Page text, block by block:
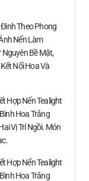
Theo Phong
Nến Làm
Bề Mặt,
Nối Hoa Và
Hợp Nến Tealight
Hoa Trắng
Vị Trí Ngồi. Món
Hợp Nến Tealight
Hoa Trắng